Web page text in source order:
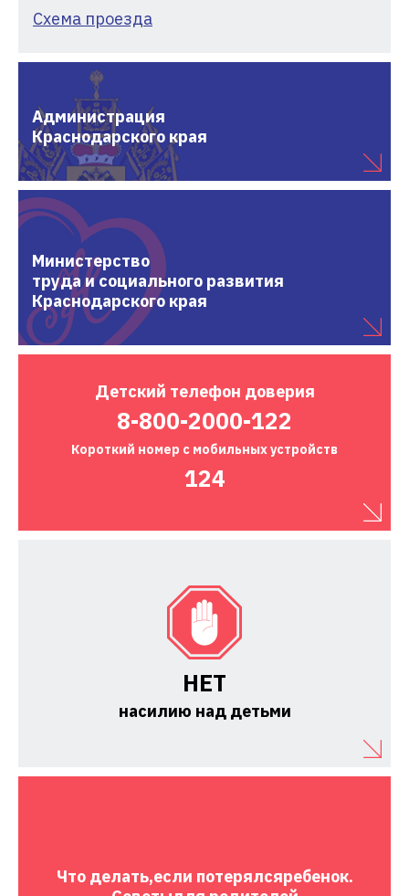
Схема проезда
Администрация
Краснодарского края
Министерство
труда и социального развития
Краснодарского края
Детский телефон доверия
8-800-2000-122
Короткий номер с мобильных устройств
124
НЕТ
насилию над детьми
Что делать,если потерялсяребенок.